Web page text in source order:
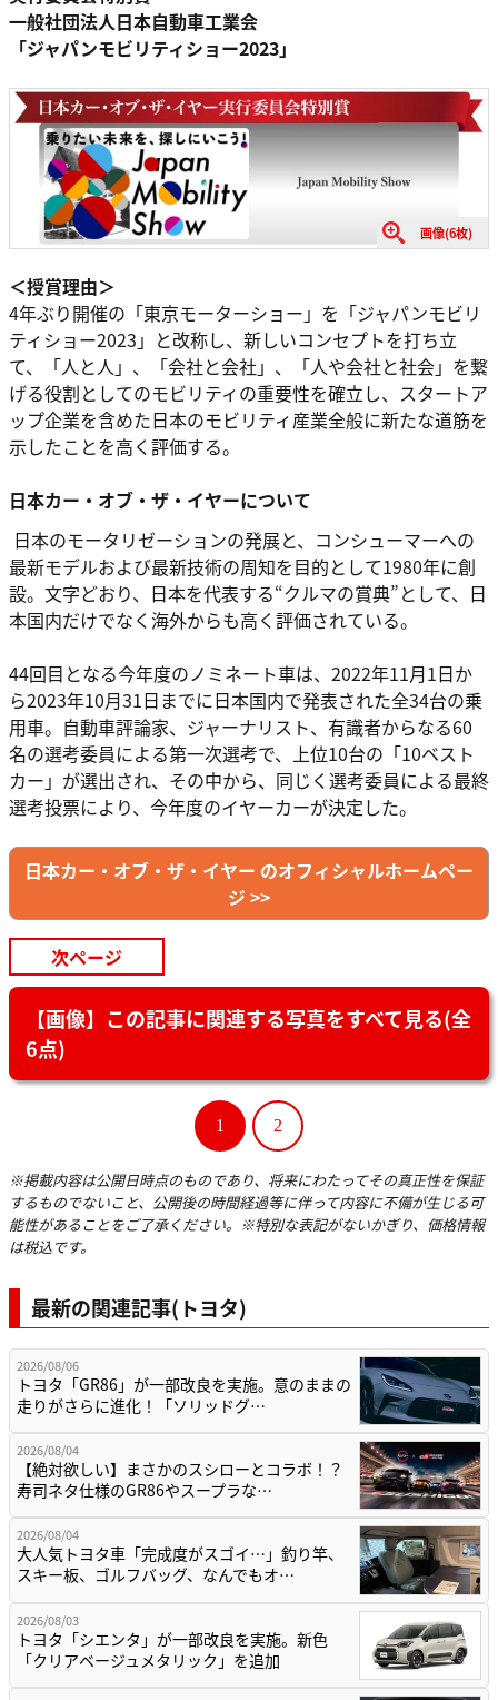
⼀般社団法⼈⽇本⾃動⾞⼯業会
「ジャパンモビリティショー2023」
画像(6枚)
＜授賞理由＞
4年ぶり開催の「東京モーターショー」を「ジャパンモビリ
ティショー2023」と改称し、新しいコンセプトを打ち⽴
て、「⼈と⼈」、「会社と会社」、「⼈や会社と社会」を繋
げる役割としてのモビリティの重要性を確⽴し、スタートア
ップ企業を含めた⽇本のモビリティ産業全般に新たな道筋を
⽰したことを⾼く評価する。
⽇本カー・オブ・ザ・イヤーについて
⽇本のモータリゼーションの発展と、コンシューマーへの
最新モデルおよび最新技術の周知を⽬的として1980年に創
設。⽂字どおり、⽇本を代表する“クルマの賞典”として、⽇
本国内だけでなく海外からも⾼く評価されている。
44回⽬となる今年度のノミネート⾞は、2022年11⽉1⽇か
ら2023年10⽉31⽇までに⽇本国内で発表された全34台の乗
⽤⾞。⾃動⾞評論家、ジャーナリスト、有識者からなる60
名の選考委員による第⼀次選考で、上位10台の「10ベスト
カー」が選出され、その中から、同じく選考委員による最終
選考投票により、今年度のイヤーカーが決定した。
⽇本カー・オブ・ザ・イヤー のオフィシャルホームペー
ジ >>
次ページ
【画像】この記事に関連する写真をすべて見る(全
6点)
1 2
※掲載内容は公開日時点のものであり、将来にわたってその真正性を保証
するものでないこと、公開後の時間経過等に伴って内容に不備が生じる可
能性があることをご了承ください。※特別な表記がないかぎり、価格情報
は税込です。
最新の関連記事(トヨタ)
2026/08/06
トヨタ「GR86」が一部改良を実施。意のままの
走りがさらに進化！「ソリッドグ…
2026/08/04
【絶対欲しい】まさかのスシローとコラボ！？
寿司ネタ仕様のGR86やスープラな…
2026/08/04
大人気トヨタ車「完成度がスゴイ…」釣り竿、
スキー板、ゴルフバッグ、なんでもオ…
2026/08/03
トヨタ「シエンタ」が一部改良を実施。新色
「クリアベージュメタリック」を追加